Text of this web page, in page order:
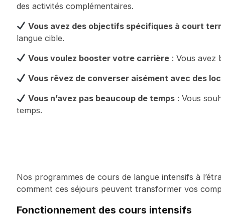
des activités complémentaires.
Vous avez des objectifs spécifiques à court
langue cible.
Vous voulez booster votre carrière: Vous avez
Vous rêvez de converser aisément avec des
Vous n’avez pas beaucoup de temps: Vous
temps.
Nos programmes de cours de langue intensifs à
comment ces séjours peuvent transformer vos
Fonctionnement des cours intensifs